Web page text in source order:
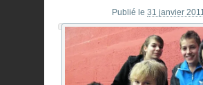
Publié le 31 janvier 2011